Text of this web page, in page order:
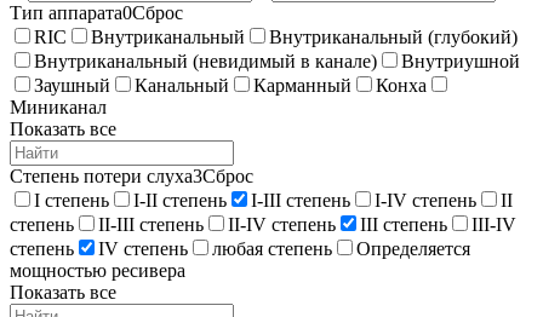
Тип аппарата0Сброс
RIC
Внутриканальный
Внутриканальный (глубокий)
Внутриканальный (невидимый в канале)
Внутриушной
Заушный
Канальный Карманный
Конха
Миниканал
Показать все
Степень потери слуха3Сброс
I степень
I-II степень I-III степень I-IV степень
II
степень
II-III степень II-IV степень III степень
III-IV
степень
IV степень любая степень
Определяется
мощностью ресивера
Показать все